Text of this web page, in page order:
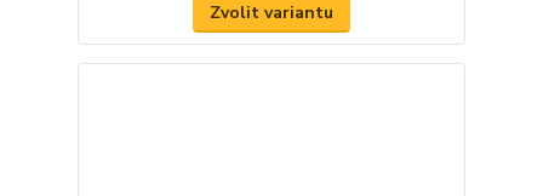
Zvolit variantu